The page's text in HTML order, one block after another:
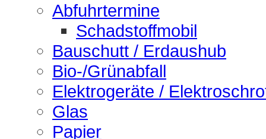
Abfuhrtermine
Schadstoffmobil
Bauschutt / Erdaushub
Bio-/Grünabfall
Elektrogeräte /
Glas
Papier